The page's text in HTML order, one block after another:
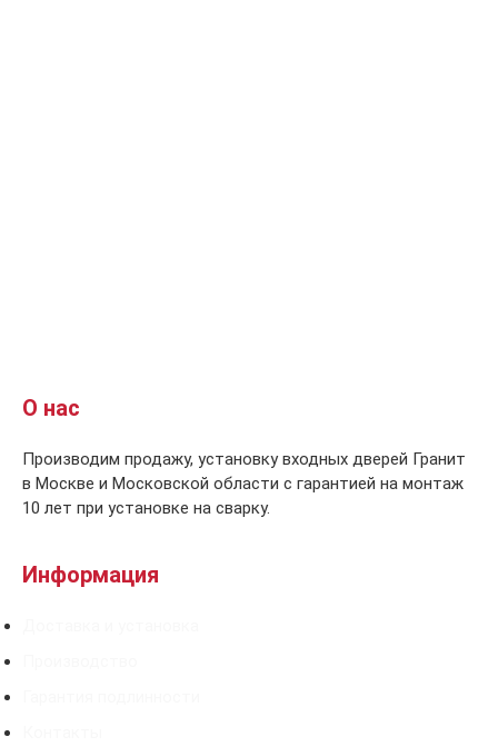
О нас
Производим продажу, установку входных дверей Гранит
в Москве и Московской области с гарантией на монтаж
10 лет при установке на сварку.
Информация